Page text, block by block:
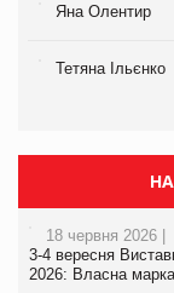
Яна Олентир
Тетяна Ільєнко
18 червня 2026 |
3-4 вересня
2026: Власна